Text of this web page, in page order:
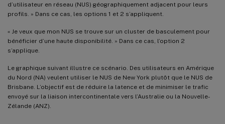
d’utilisateur en réseau (NUS) géographiquement adjacent pour leurs
profils. » Dans ce cas, les options 1 et 2 s’appliquent.
« Je veux que mon NUS se trouve sur un cluster de basculement pour
bénéficier d’une haute disponibilité. » Dans ce cas, l’option 2
s’applique.
Le graphique suivant illustre ce scénario. Des utilisateurs en Amérique
du Nord (NA) veulent utiliser le NUS de New York plutôt que le NUS de
Brisbane. L’objectif est de réduire la latence et de minimiser le trafic
envoyé sur la liaison intercontinentale vers l’Australie ou la Nouvelle-
Zélande (ANZ).